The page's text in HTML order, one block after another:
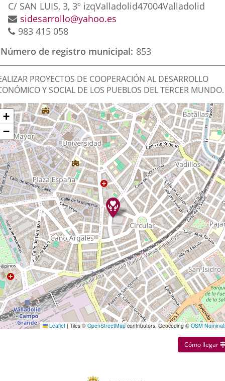
Dirección
postal
C/ SAN LUIS, 3, 3º izqValladolid47004Valladolid
Dirección
de
electrónico
sidesarrollo@yahoo.es
Teléfonos
983 415 058
Número de registro municipal 853
PROYECTOS DE COOPERACIÓN AL DESARROLLO
Y SOCIAL DE LOS PUEBLOS DEL TERCER MUNDO.
+
−
Leaflet | Tiles © OpenStreetMapcontributors. Geocoding © OSM
Cómo llegar